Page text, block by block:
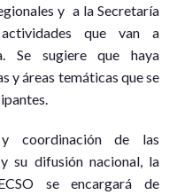
y a la Secretaría
que van a
Se sugiere que haya
y áreas temáticas que se
coordinación de las
su difusión nacional, la
se encargará de